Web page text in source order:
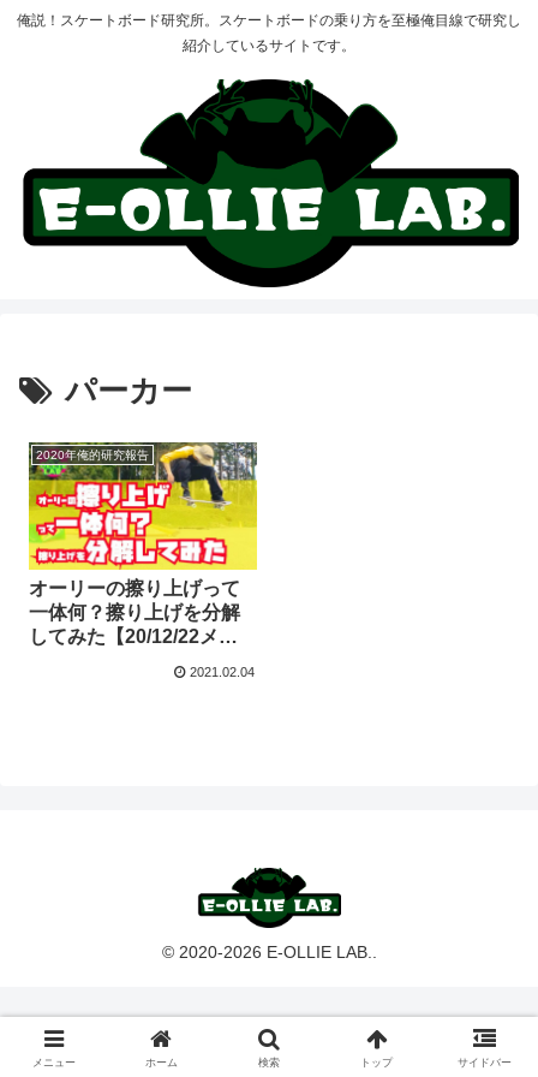
俺説！スケートボード研究所。スケートボードの乗り方を至極俺目線で研究し
紹介しているサイトです。
パーカー
2020年俺的研究報告
オーリーの擦り上げって
一体何？擦り上げを分解
してみた【20/12/22メ
2021.02.04
© 2020-2026 E-OLLIE LAB..
メニュー ホーム 検索 トップ サイドバー